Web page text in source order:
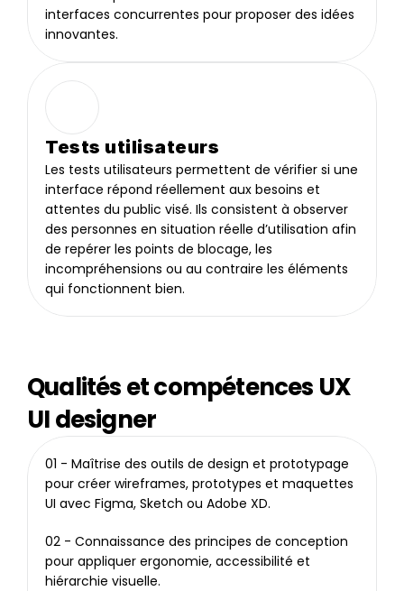
interfaces concurrentes pour proposer des idées
innovantes.
Tests utilisateurs
Les tests utilisateurs permettent de vérifier si une
interface répond réellement aux besoins et
attentes du public visé. Ils consistent à observer
des personnes en situation réelle d’utilisation afin
de repérer les points de blocage, les
incompréhensions ou au contraire les éléments
qui fonctionnent bien.
Qualités et compétences UX
UI designer
01 - Maîtrise des outils de design et prototypage
pour créer wireframes, prototypes et maquettes
UI avec Figma, Sketch ou Adobe XD.
02 - Connaissance des principes de conception
pour appliquer ergonomie, accessibilité et
hiérarchie visuelle.